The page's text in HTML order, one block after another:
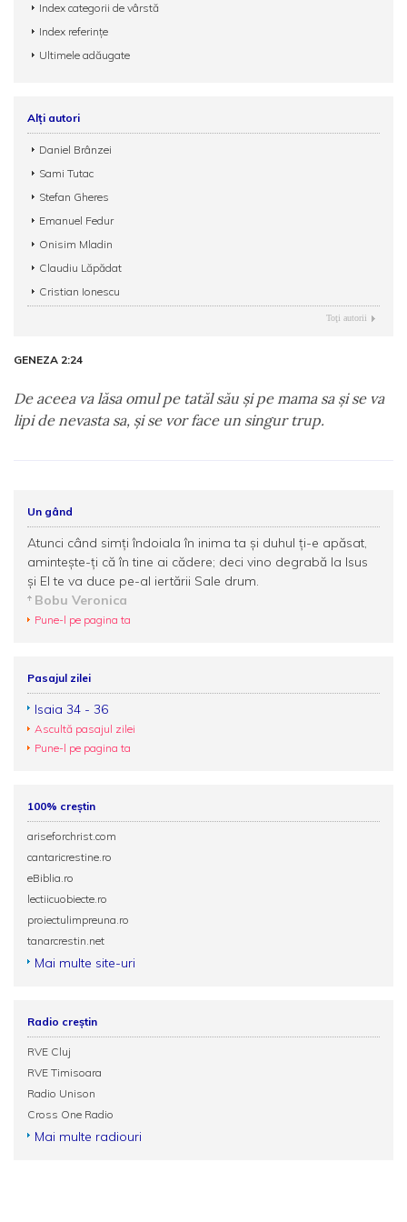
Index categorii de vârstă
Index referințe
Ultimele adăugate
Alți autori
Daniel Brânzei
Sami Tutac
Stefan Gheres
Emanuel Fedur
Onisim Mladin
Claudiu Lăpădat
Cristian Ionescu
Toţi autorii
GENEZA 2:24
De aceea va lăsa omul pe tatăl său şi pe mama sa şi se va
lipi de nevasta sa, şi se vor face un singur trup.
Un gând
Atunci când simți îndoiala în inima ta şi duhul ți-e apăsat,
aminteşte-ți că în tine ai cădere; deci vino degrabă la Isus
şi El te va duce pe-al iertării Sale drum.
Bobu Veronica
Pune-l pe pagina ta
Pasajul zilei
Isaia 34 - 36
Ascultă pasajul zilei
Pune-l pe pagina ta
100% creștin
ariseforchrist.com
cantaricrestine.ro
eBiblia.ro
lectiicuobiecte.ro
proiectulimpreuna.ro
tanarcrestin.net
Mai multe site-uri
Radio creștin
RVE Cluj
RVE Timisoara
Radio Unison
Cross One Radio
Mai multe radiouri